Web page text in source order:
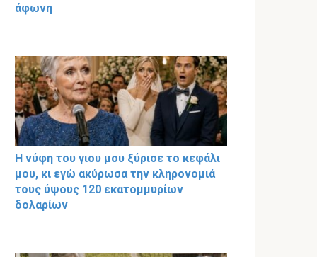
άφωνη
Η νύφη του γιου μου ξύρισε το κεφάλι
μου, κι εγώ ακύρωσα την κληρονομιά
τους ύψους 120 εκατομμυρίων
δολαρίων